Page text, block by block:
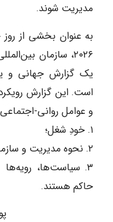
مدیریت شوند.
به عنوان بخشی از
یک گزارش جهانی و یک
است. این گزارش
و عوامل روانی-
۱. خودِ شغل؛
۲. نحوه مدیریت و سازماندهی کار؛
۳. سیاست‌ها، رویه‌ها
حاکم هستند.